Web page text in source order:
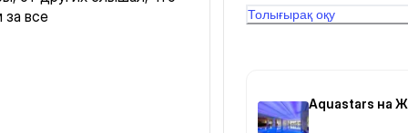
все
с кем-то на скамейке
Толығырақ оқу
Aquastars на